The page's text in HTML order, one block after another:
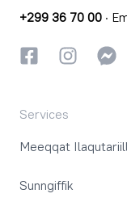
+299 36 70 00 ·
FacebookkiInstagrammi
Services
Meeqqat
Sunngiffik